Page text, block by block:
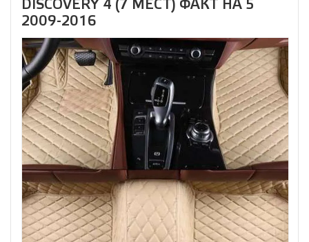
DISCOVERY 4 (7 МЕСТ) ФАКТ НА 5
2009-2016
Телефон:+7
(495)
Электронная
почта:
info@avtopilot1.ru